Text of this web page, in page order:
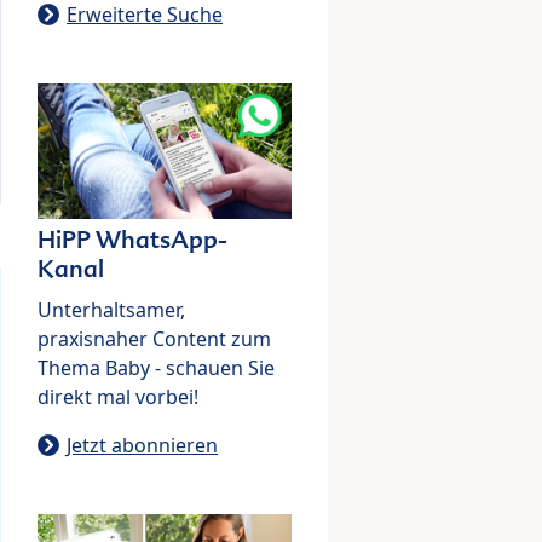
Erweiterte Suche
HiPP WhatsApp-
Kanal
Unterhaltsamer,
praxisnaher Content zum
Thema Baby - schauen Sie
direkt mal vorbei!
Jetzt abonnieren